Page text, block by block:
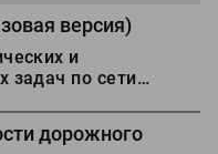
версия)
и
задач по сети
дорожного